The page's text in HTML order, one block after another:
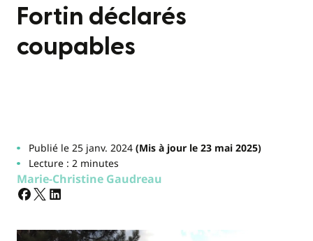
Fortin déclarés
coupables
Publié le 25 janv. 2024(Mis à jour le 23 mai 2025)
Lecture : 2 minutes
Marie-Christine Gaudreau